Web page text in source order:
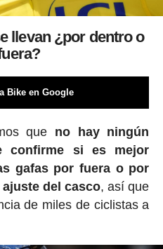
llevan ¿por dentro o
Bike en Google
que no hay ningún
confirme si es mejor
gafas por fuera o por
del casco, así que
de miles de ciclistas a